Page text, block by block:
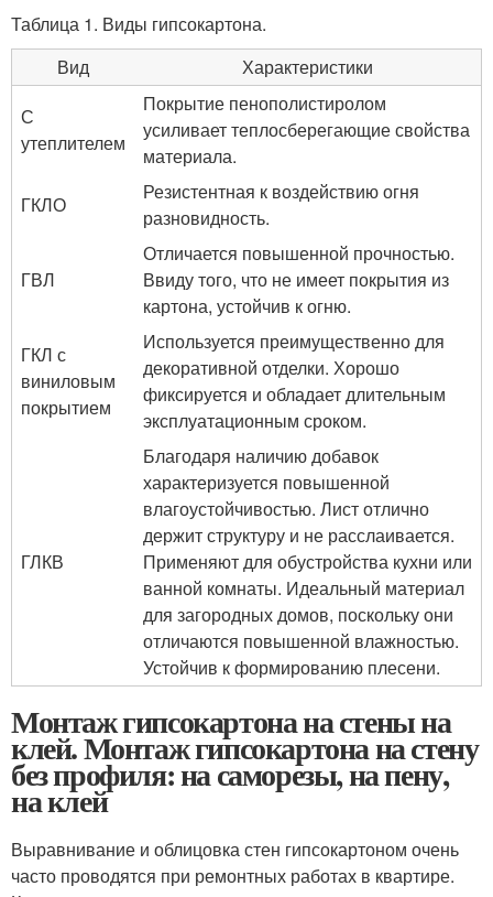
Таблица 1. Виды гипсокартона.
Вид
Характеристики
С
утеплителем
Покрытие пенополистиролом
усиливает теплосберегающие свойства
материала.
ГКЛО
Резистентная к воздействию огня
разновидность.
ГВЛ
Отличается повышенной прочностью.
Ввиду того, что не имеет покрытия из
картона, устойчив к огню.
ГКЛ с
виниловым
покрытием
Используется преимущественно для
декоративной отделки. Хорошо
фиксируется и обладает длительным
эксплуатационным сроком.
ГЛКВ
Благодаря наличию добавок
характеризуется повышенной
влагоустойчивостью. Лист отлично
держит структуру и не расслаивается.
Применяют для обустройства кухни или
ванной комнаты. Идеальный материал
для загородных домов, поскольку они
отличаются повышенной влажностью.
Устойчив к формированию плесени.
Монтаж гипсокартона на стены на
клей. Монтаж гипсокартона на стену
без профиля: на саморезы, на пену,
на клей
Выравнивание и облицовка стен гипсокартоном очень
часто проводятся при ремонтных работах в квартире.